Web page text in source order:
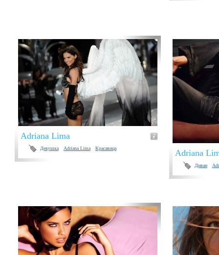
Adriana Lima
Девушка Adriana Lima Красавица Adriana
Диван